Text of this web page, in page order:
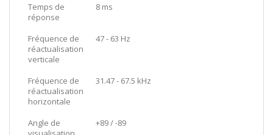
Temps de
réponse
8 ms
Fréquence de
réactualisation
verticale
47 - 63 Hz
Fréquence de
réactualisation
horizontale
31.47 - 67.5 kHz
Angle de
+89 / -89